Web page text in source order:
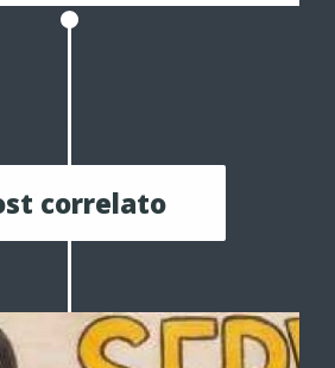
correlato